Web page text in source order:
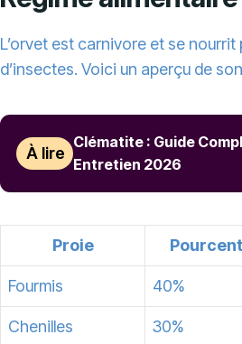
L’orvet est carnivore et se
d’insectes. Voici un aperçu de
À lire
Clématite : Guide
Entretien 2026
Proie
Fourmis 40%
Chenilles 30%